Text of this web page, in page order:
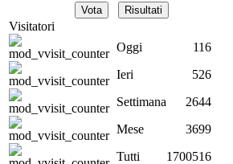
Visitatori
Oggi
116
Ieri
526
Settimana
2644
Mese
3699
Tutti
1700516